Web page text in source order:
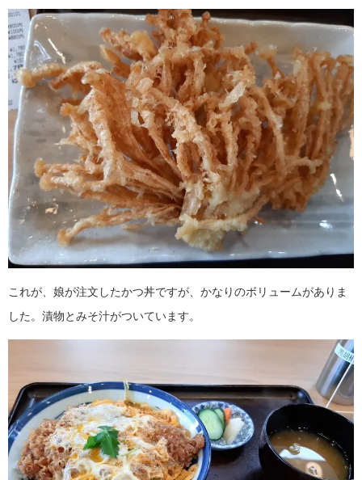
これが、娘が注文したかつ丼ですが、かなりのボリュームがありま
した。漬物とみそ汁がついています。